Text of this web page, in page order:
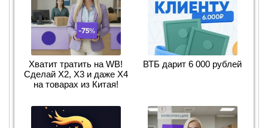
Хватит тратить на WB!
Сделай Х2, Х3 и даже Х4
на товарах из Китая!
ВТБ дарит 6 000 рублей
2. Выстрелы раздаются с правильными паузами,
раскатываются по заливу и рассыпаются эхом в горах.
подлежащее выстрелы сказуемое раздаются,
раскатываются и рассыпаются
4. Егорушка тоже разделся, но не спускался вниз по
вышины. подлежащее егорушка, сказуемое разделся,
не спускался, разбежался и полетел. Описав в воздухе